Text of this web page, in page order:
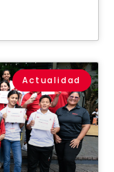
Actualidad